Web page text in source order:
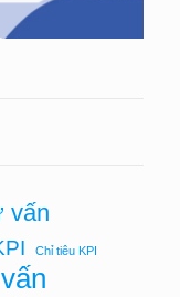
vấn
Chỉ tiêu KPI